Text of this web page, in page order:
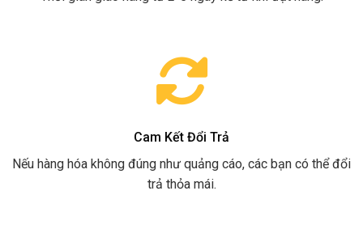
Cam Kết Đổi Trả
Nếu hàng hóa không đúng như quảng cáo, các bạn có thể đổi
trả thỏa mái.